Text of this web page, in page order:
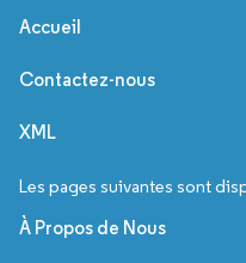
Accueil
Contactez-nous
XML
Les pages suivantes sont
À Propos de Nous